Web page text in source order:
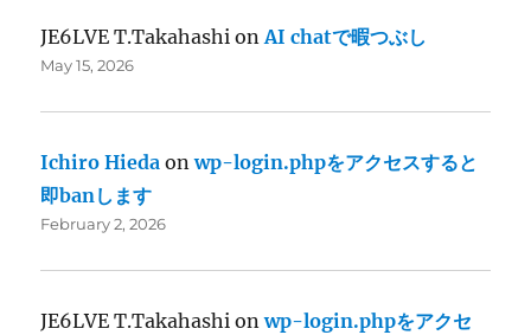
JE6LVE T.Takahashi onAI chatで暇つぶし
May 15, 2026
Ichiro Hieda onwp-login.phpをアクセスすると
即banします
February 2, 2026
JE6LVE T.Takahashi onwp-login.phpをアクセ